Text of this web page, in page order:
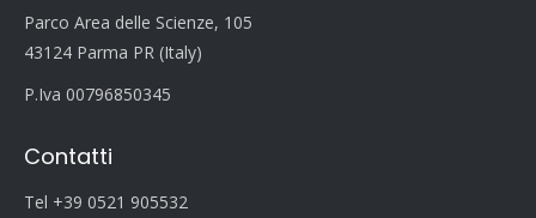
Parco Area delle Scienze, 105
43124 Parma PR (Italy)
P.Iva 00796850345
Contatti
Tel +39 0521 905532